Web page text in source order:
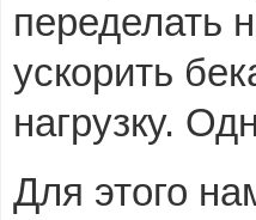
переделать
ускорить
нагрузку.
Для этого